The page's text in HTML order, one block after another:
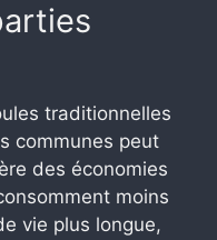
traditionnelles
communes peut
des économies
moins
vie plus longue,